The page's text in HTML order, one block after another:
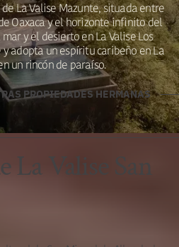
La Valise Mazunte, situada entre
Oaxaca y el horizonte infinito del
y el desierto en La Valise Los
adopta un espíritu caribeño en La
un rincón de paraíso.
PROPIEDADES HERMANAS
La Valise San